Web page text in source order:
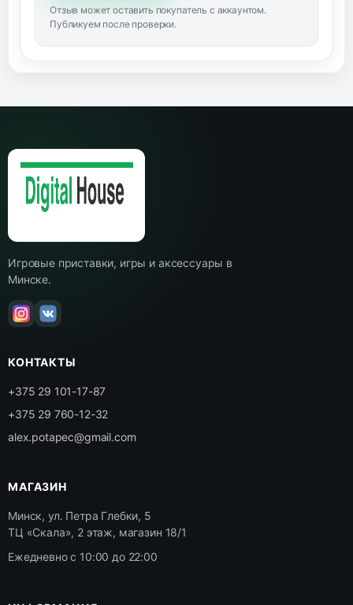
Отзыв может оставить покупатель с аккаунтом.
Публикуем после проверки.
Игровые приставки, игры и аксессуары в
Минске.
КОНТАКТЫ
+375 29 101-17-87
+375 29 760-12-32
alex.potapec@gmail.com
МАГАЗИН
Минск, ул. Петра Глебки, 5
ТЦ «Скала», 2 этаж, магазин 18/1
Ежедневно с 10:00 до 22:00